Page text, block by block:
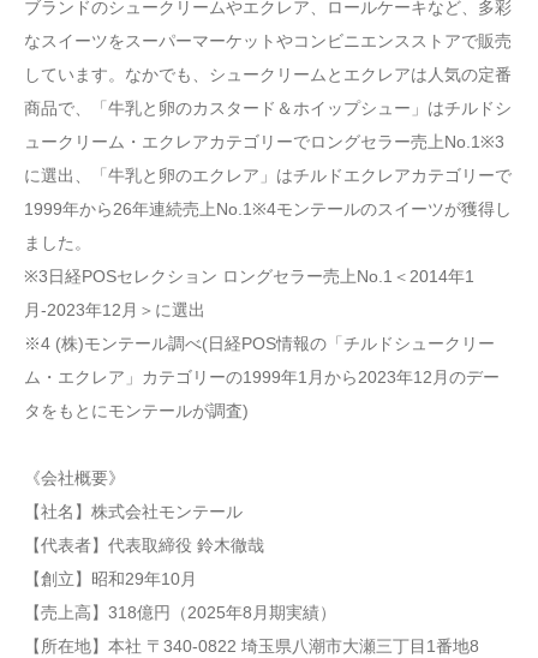
ブランドのシュークリームやエクレア、ロールケーキなど、多彩
なスイーツをスーパーマーケットやコンビニエンスストアで販売
しています。なかでも、シュークリームとエクレアは人気の定番
商品で、「牛乳と卵のカスタード＆ホイップシュー」はチルドシ
ュークリーム・エクレアカテゴリーでロングセラー売上No.1※3
に選出、「牛乳と卵のエクレア」はチルドエクレアカテゴリーで
1999年から26年連続売上No.1※4モンテールのスイーツが獲得し
ました。
※3日経POSセレクション ロングセラー売上No.1＜2014年1
月-2023年12月＞に選出
※4 (株)モンテール調べ(日経POS情報の「チルドシュークリー
ム・エクレア」カテゴリーの1999年1月から2023年12月のデー
タをもとにモンテールが調査)
《会社概要》
【社名】株式会社モンテール
【代表者】代表取締役 鈴木徹哉
【創立】昭和29年10月
【売上高】318億円（2025年8月期実績）
【所在地】本社 〒340-0822 埼玉県八潮市大瀬三丁目1番地8